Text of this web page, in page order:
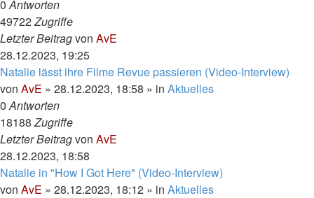
0Antworten
49722Zugriffe
Letzter Beitragvon AvE
28.12.2023, 19:25
Natalie lässt ihre Filme Revue passieren (Video-Interview)
von AvE » 28.12.2023, 18:58 » in Aktuelles
0Antworten
18188Zugriffe
Letzter Beitragvon AvE
28.12.2023, 18:58
Natalie in "How I Got Here" (Video-Interview)
von AvE » 28.12.2023, 18:12 » in Aktuelles